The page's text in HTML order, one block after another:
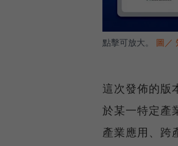
點擊可放大。 圖／
這次發佈的版
於某一特定產
產業應用、跨